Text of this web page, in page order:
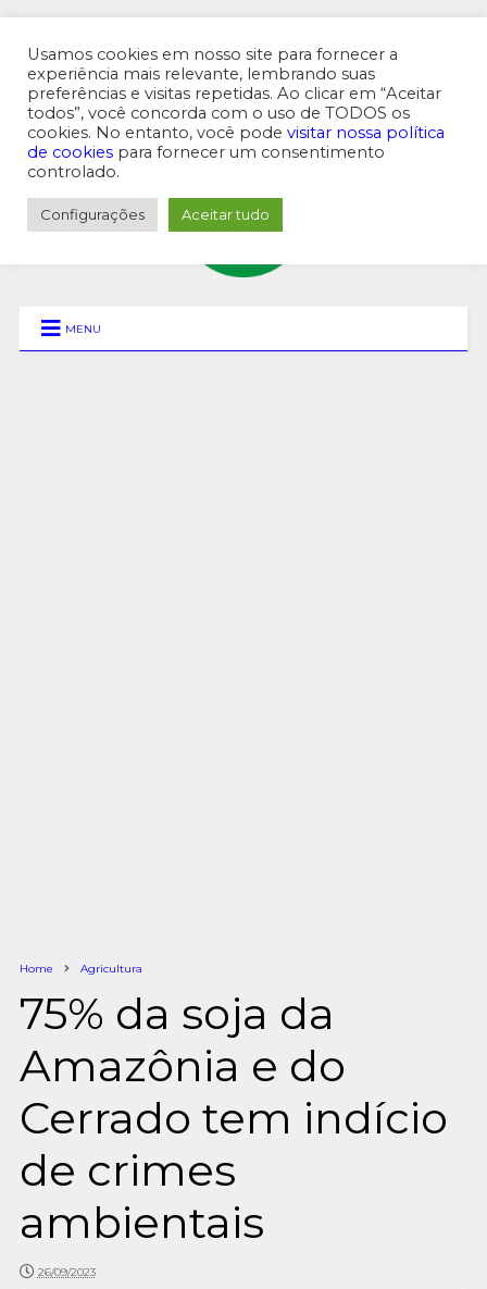
MENU SUPERIOR
MENU
Home Agricultura
75% da soja da
Amazônia e do
Cerrado tem indício
de crimes
ambientais
26/09/2023
Usamos cookies em nosso site para fornecer a
experiência mais relevante, lembrando suas
preferências e visitas repetidas. Ao clicar em “Aceitar
todos”, você concorda com o uso de TODOS os
cookies. No entanto, você pode visitar nossa política
de cookies para fornecer um consentimento
controlado.
Configurações Aceitar tudo